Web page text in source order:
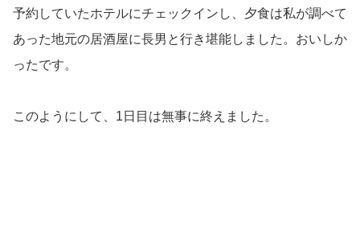
予約していたホテルにチェックインし、夕食は私が調べて
あった地元の居酒屋に長男と行き堪能しました。おいしか
ったです。
このようにして、1日目は無事に終えました。